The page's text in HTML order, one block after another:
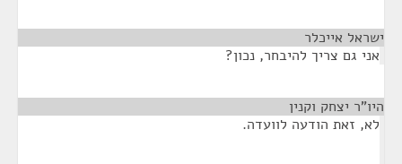
ישראל אייכלר
אני גם צריך להיבחר, נכון?
היו"ר יצחק וקנין
לא, זאת הודעה לוועדה.